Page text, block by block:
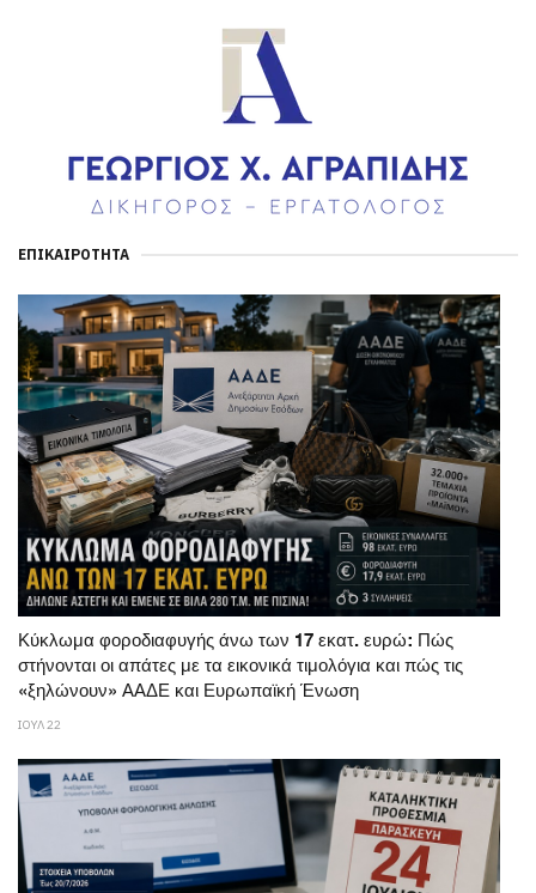
ΕΠΙΚΑΙΡΌΤΗΤΑ
Κύκλωμα φοροδιαφυγής άνω των 17 εκατ. ευρώ: Πώς
στήνονται οι απάτες με τα εικονικά τιμολόγια και πώς τις
«ξηλώνουν» ΑΑΔΕ και Ευρωπαϊκή Ένωση
ΙΟΥΛ 22